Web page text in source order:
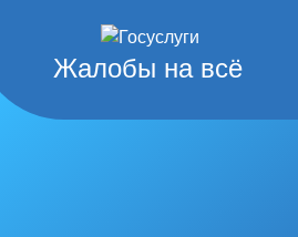
Жалобы на всё